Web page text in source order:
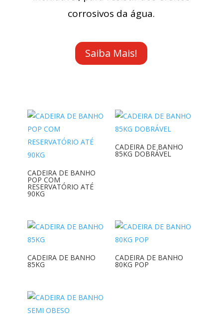
corrosivos da água.
Saiba Mais!
CADEIRA DE BANHO
POP COM
RESERVATÓRIO ATÉ
90KG
CADEIRA DE BANHO
85KG DOBRÁVEL
CADEIRA DE BANHO
85KG
CADEIRA DE BANHO
80KG POP